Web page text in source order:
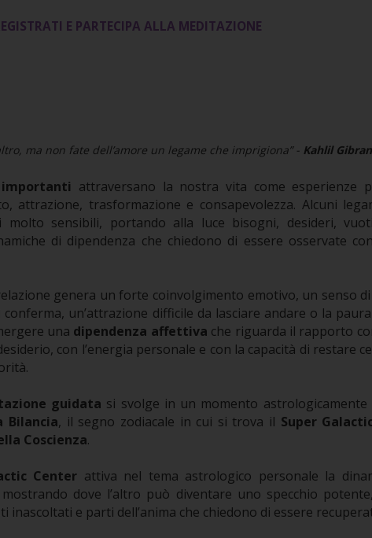
E PARTECIPA ALLA MEDITAZIONE
ma non fate dell’amore un legame che imprigiona” - Kahlil Gibran
attraversano la nostra vita come esperienze
attrazione, trasformazione e consapevolezza. Alcuni
sensibili, portando alla luce bisogni, desideri,
di dipendenza che chiedono di essere osservate
genera un forte coinvolgimento emotivo, un senso di
un’attrazione difficile da lasciare andare o la
una dipendenza affettiva che riguarda il rapporto
con l’energia personale e con la capacità di restare
guidata si svolge in un momento
Bilancia, il segno zodiacale in cui si trova il Super
Coscienza.
Center attiva nel tema astrologico personale la
dove l’altro può diventare uno specchio
inascoltati e parti dell’anima che chiedono di essere